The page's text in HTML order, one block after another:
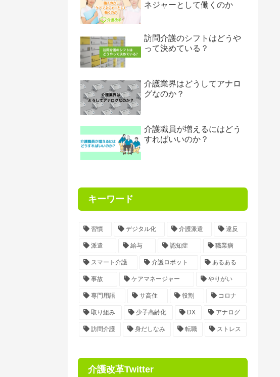
ネジャーとして働くのか
訪問介護のシフトはどうや
って決めている？
介護業界はどうしてアナロ
グなのか？
介護職員が増えるにはどう
すればいいのか？
キーワード
習慣 デジタル化 介護派遣 違反
派遣 給与 認知症 職業病
スマート介護 介護ロボット あるある
事故 ケアマネージャー やりがい
専門用語 サ高住 役割 コロナ
取り組み 少子高齢化 DX アナログ
訪問介護 身だしなみ 転職 ストレス
介護改革Twitter